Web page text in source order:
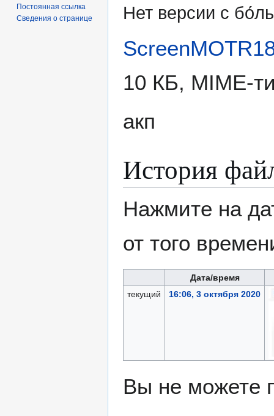
Нет версии с
10 КБ, MIME-
акп
История
Нажмите на
от того
Дата/время
текущий
16:06, 3 октября 2020
Вы не можете
Постоянная ссылка
Сведения о странице